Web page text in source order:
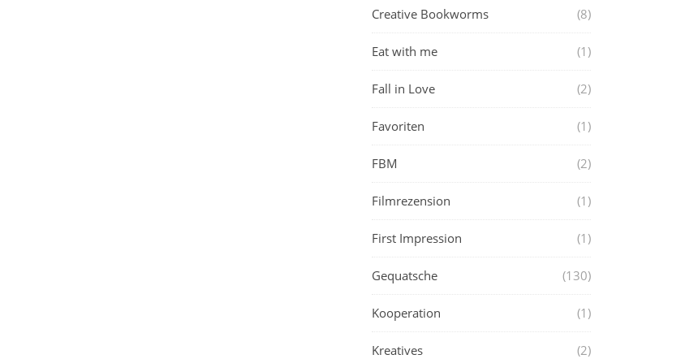
Creative Bookworms (8)
Eat with me (1)
Fall in Love (2)
Favoriten (1)
FBM (2)
Filmrezension (1)
First Impression (1)
Gequatsche (130)
Kooperation (1)
Kreatives (2)